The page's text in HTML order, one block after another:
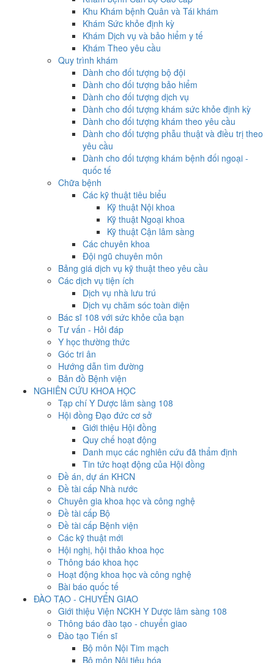
Khu Khám bệnh Quân và Tái khám
Khám Sức khỏe định kỳ
Khám Dịch vụ và bảo hiểm y tế
Khám Theo yêu cầu
Quy trình khám
Dành cho đối tượng bộ đội
Dành cho đối tượng bảo hiểm
Dành cho đối tượng dịch vụ
Dành cho đối tượng khám sức khỏe định kỳ
Dành cho đối tượng khám theo yêu cầu
Dành cho đối tượng phẫu thuật và điều trị theo
yêu cầu
Dành cho đối tượng khám bệnh đối ngoại -
quốc tế
Chữa bệnh
Các kỹ thuật tiêu biểu
Kỹ thuật Nội khoa
Kỹ thuật Ngoại khoa
Kỹ thuật Cận lâm sàng
Các chuyên khoa
Đội ngũ chuyên môn
Bảng giá dịch vụ kỹ thuật theo yêu cầu
Các dịch vụ tiện ích
Dịch vụ nhà lưu trú
Dịch vụ chăm sóc toàn diện
Bác sĩ 108 với sức khỏe của bạn
Tư vấn - Hỏi đáp
Y học thường thức
Góc tri ân
Hướng dẫn tìm đường
Bản đồ Bệnh viện
NGHIÊN CỨU KHOA HỌC
Tạp chí Y Dược lâm sàng 108
Hội đồng Đạo đức cơ sở
Giới thiệu Hội đồng
Quy chế hoạt động
Danh mục các nghiên cứu đã thẩm định
Tin tức hoạt động của Hội đồng
Đề án, dự án KHCN
Đề tài cấp Nhà nước
Chuyên gia khoa học và công nghệ
Đề tài cấp Bộ
Đề tài cấp Bệnh viện
Các kỹ thuật mới
Hội nghị, hội thảo khoa học
Thông báo khoa học
Hoạt động khoa học và công nghệ
Bài báo quốc tế
ĐÀO TẠO - CHUYỂN GIAO
Giới thiệu Viện NCKH Y Dược lâm sàng 108
Thông báo đào tạo - chuyển giao
Đào tạo Tiến sĩ
Bộ môn Nội Tim mạch
Bộ môn Nội tiêu hóa